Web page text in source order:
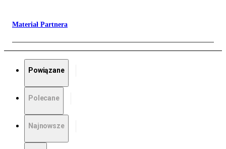
Materiał Partnera
Powiązane
Polecane
Najnowsze